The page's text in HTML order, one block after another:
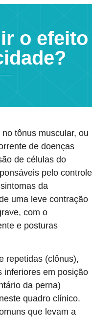
o efeito
tônus muscular, ou
de doenças
de células do
pelo controle
da
uma leve contração
com o
e posturas
repetidas (clônus),
inferiores em posição
da perna)
quadro clínico.
que levam a